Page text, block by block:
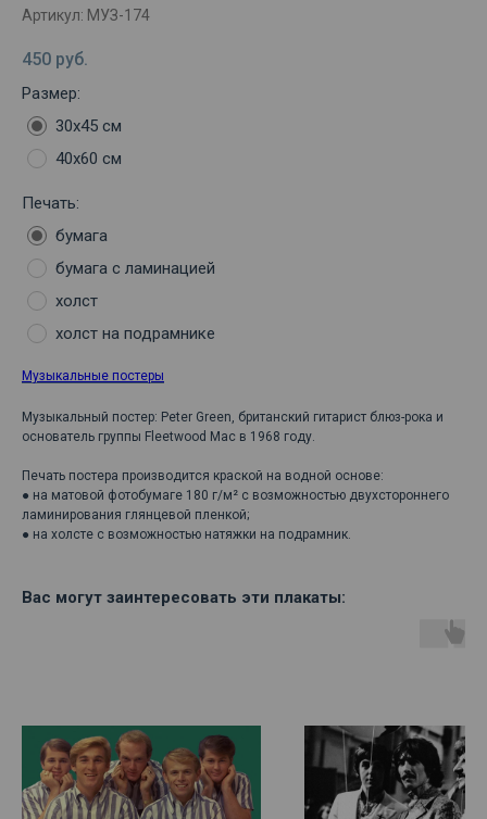
Артикул: МУЗ-174
450 руб.
Размер:
30х45 см
40х60 см
Печать:
бумага
бумага с ламинацией
холст
холст на подрамнике
Музыкальные постеры
Музыкальный постер: Peter Green, британский гитарист блюз-рока и
основатель группы Fleetwood Mac в 1968 году.
Печать постера производится краской на водной основе:
● на матовой фотобумаге 180 г/м² с возможностью двухстороннего
ламинирования глянцевой пленкой;
● на холсте с возможностью натяжки на подрамник.
Вас могут заинтересовать эти плакаты: